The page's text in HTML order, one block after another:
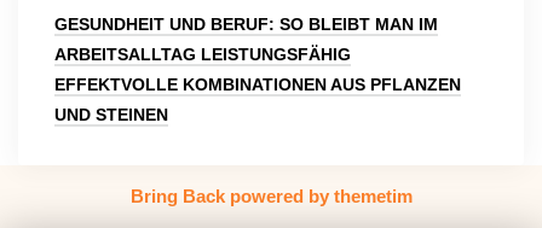
GESUNDHEIT UND BERUF: SO BLEIBT MAN IM
ARBEITSALLTAG LEISTUNGSFÄHIG
EFFEKTVOLLE KOMBINATIONEN AUS PFLANZEN
UND STEINEN
Bring Back powered by themetim